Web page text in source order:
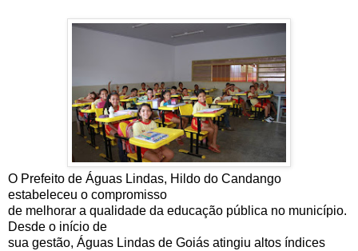
O Prefeito de Águas Lindas, Hildo do Candango
estabeleceu o compromisso
de melhorar a qualidade da educação pública no município.
Desde o início de
sua gestão, Águas Lindas de Goiás atingiu altos índices